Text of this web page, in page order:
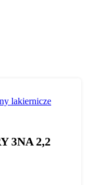
lakiernicze
3NA 2,2